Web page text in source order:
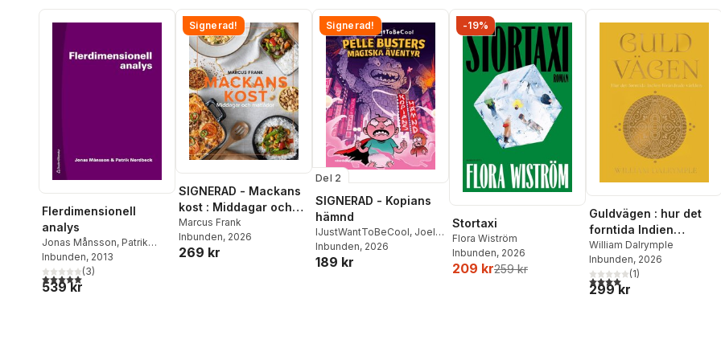
Flerdimensionell
analys
Jonas Månsson, Patrik
Nordbeck
Inbunden, 2013
5,0utav 5 stjärnor. Totalt antal röster:
(3)
539 kr
Signerad!
SIGNERAD - Mackans
kost : Middagar och
matlådor
Marcus Frank
Inbunden, 2026
269 kr
Signerad!
Del 2
SIGNERAD - Kopians
hämnd
IJustWantToBeCool, Joel
Adolphson,Emil Ejdemo
Beer ,Victor Beer
Inbunden, 2026
189 kr
-19%
Stortaxi
Flora Wiström
Inbunden, 2026
209 kr259 kr
Guldvägen : hur det
forntida Indien
förändrade världen
William Dalrymple
Inbunden, 2026
4,0utav 5 stjärnor. Totalt
(1)
299 kr